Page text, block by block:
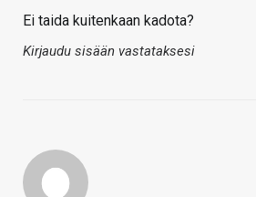
Ei taida kuitenkaan kadota?
Kirjaudu sisään vastataksesi